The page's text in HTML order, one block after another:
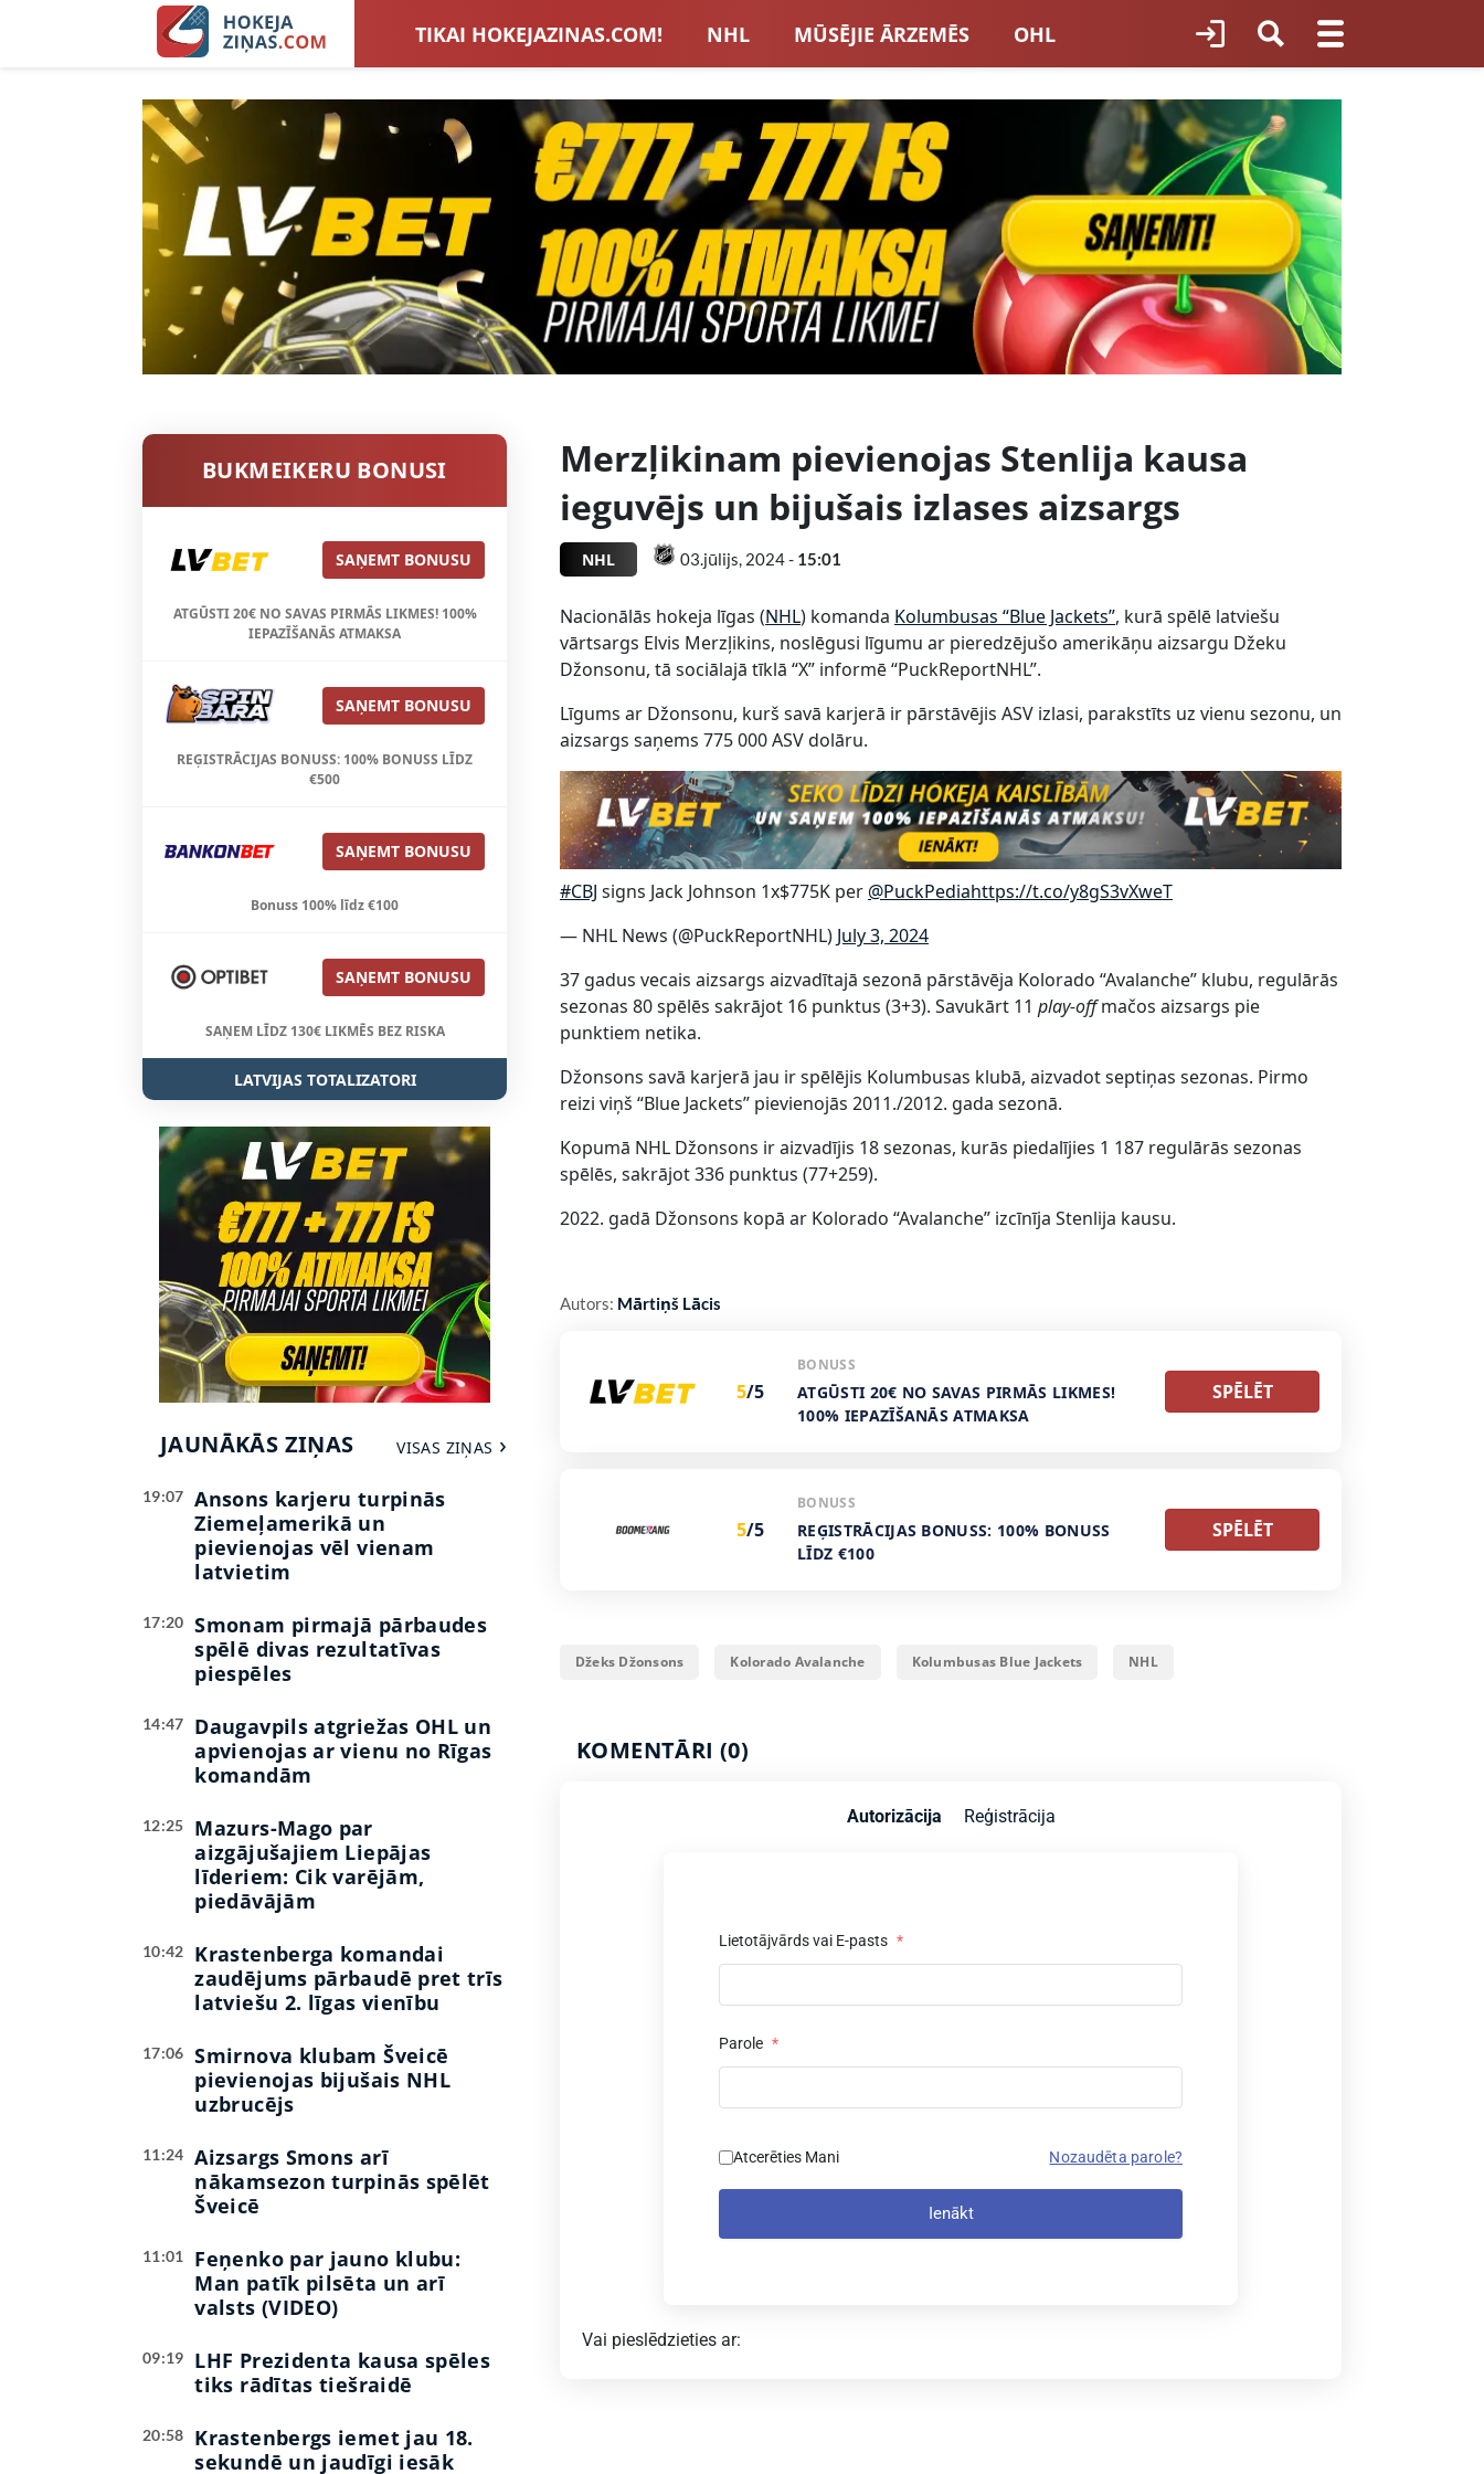
TIKAI HOKEJAZINAS.COM! NHL MŪSĒJIE ĀRZEMĒS OHL
LATVIJAS IZLASE EIROPA LVBET BONUSI JAUNATNES HOKEJS
SIEVIEŠU HOKEJS BLOGI INTERVIJAS TOTALIZATORI LATVIJĀ
TOTALIZATORU BONUSI VISAS ZIŅAS
BUKMEIKERU BONUSI
SAŅEMT BONUSU
ATGŪSTI 20€ NO SAVAS PIRMĀS LIKMES! 100%
IEPAZĪŠANĀS ATMAKSA
SAŅEMT BONUSU
REĢISTRĀCIJAS BONUSS: 100% BONUSS LĪDZ
€500
SAŅEMT BONUSU
Bonuss 100% līdz €100
SAŅEMT BONUSU
SAŅEM LĪDZ 130€ LIKMĒS BEZ RISKA
LATVIJAS TOTALIZATORI
JAUNĀKĀS ZIŅAS VISAS ZIŅAS
19:07
Ansons karjeru turpinās
Ziemeļamerikā un
pievienojas vēl vienam
latvietim
17:20
Smonam pirmajā pārbaudes
spēlē divas rezultatīvas
piespēles
14:47
Daugavpils atgriežas OHL un
apvienojas ar vienu no Rīgas
komandām
12:25
Mazurs-Mago par
aizgājušajiem Liepājas
līderiem: Cik varējām,
piedāvājām
10:42
Krastenberga komandai
zaudējums pārbaudē pret trīs
latviešu 2. līgas vienību
17:06
Smirnova klubam Šveicē
pievienojas bijušais NHL
uzbrucējs
11:24
Aizsargs Smons arī
nākamsezon turpinās spēlēt
Šveicē
11:01
Feņenko par jauno klubu:
Man patīk pilsēta un arī
valsts (VIDEO)
09:19
LHF Prezidenta kausa spēles
tiks rādītas tiešraidē
20:58
Krastenbergs iemet jau 18.
sekundē un jaudīgi iesāk
Merzļikinam pievienojas Stenlija kausa
ieguvējs un bijušais izlases aizsargs
NHL 03.jūlijs, 2024 - 15:01
Nacionālās hokeja līgas (NHL) komanda Kolumbusas “Blue Jackets”, kurā spēlē latviešu
vārtsargs Elvis Merzļikins, noslēgusi līgumu ar pieredzējušo amerikāņu aizsargu Džeku
Džonsonu, tā sociālajā tīklā “X” informē “PuckReportNHL”.
Līgums ar Džonsonu, kurš savā karjerā ir pārstāvējis ASV izlasi, parakstīts uz vienu sezonu, un
aizsargs saņems 775 000 ASV dolāru.
#CBJ signs Jack Johnson 1x$775K per @PuckPediahttps://t.co/y8gS3vXweT
— NHL News (@PuckReportNHL) July 3, 2024
37 gadus vecais aizsargs aizvadītajā sezonā pārstāvēja Kolorado “Avalanche” klubu, regulārās
sezonas 80 spēlēs sakrājot 16 punktus (3+3). Savukārt 11 play-offmačos aizsargs pie
punktiem netika.
Džonsons savā karjerā jau ir spēlējis Kolumbusas klubā, aizvadot septiņas sezonas. Pirmo
reizi viņš “Blue Jackets” pievienojās 2011./2012. gada sezonā.
Kopumā NHL Džonsons ir aizvadījis 18 sezonas, kurās piedalījies 1 187 regulārās sezonas
spēlēs, sakrājot 336 punktus (77+259).
2022. gadā Džonsons kopā ar Kolorado “Avalanche” izcīnīja Stenlija kausu.
Autors: Mārtiņš Lācis
5/5
BONUSS
ATGŪSTI 20€ NO SAVAS PIRMĀS LIKMES!
100% IEPAZĪŠANĀS ATMAKSA
SPĒLĒT
5/5
BONUSS
REĢISTRĀCIJAS BONUSS: 100% BONUSS
LĪDZ €100
SPĒLĒT
Džeks Džonsons Kolorado Avalanche Kolumbusas Blue Jackets NHL
KOMENTĀRI (0)
Autorizācija Reģistrācija
Lietotājvārds vai E-pasts *
Parole *
Atcerēties Mani Nozaudēta parole?
Ienākt
Vai pieslēdzieties ar: